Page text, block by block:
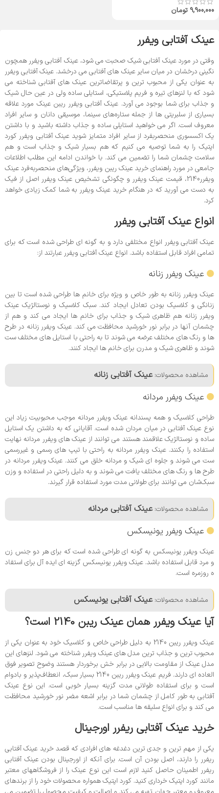
9,900,000 تومان
عینک آفتابی ویفرر
وقتی در مورد عینک آفتابی شیک صحبت می شود، عینک آفتابی ویفرر همچون
نگینی درخشان در میان سایر عینک های آفتابی می درخشد. عینک آفتابی ویفرر
به عنوان یکی از محبوب ترین و پرتقاضاترین عینک های آفتابی شناخته می
شود که با لنزهای تیره و فریم پلاستیکی، استایلی ساده ولی در عین حال شیک
و جذاب برای شما بوجود می آورد. عینک آفتابی ویفرر ریبن عینک مورد علاقه
بسیاری از سلبریتی ها از جمله ستاره‌های سینما، موسیقی دانان و سایر افراد
معروف است. اگر می خواهید استایلی ساده و جذاب داشته باشید و با داشتن
یک اکسسوری منحصربفرد از سایر افراد متمایز شوید عینک آفتابی ویفرر کورد
اپتیک را به شما توصیه می کنیم که هم بسیار شیک و جذاب است و هم
سلامت چشمان شما را تضمین می کند. با خواندن ادامه این مطلب اطلاعات
جامعی در مورد راهنمای خرید عینک ریبن ویفرر، ویژگی‌های منحصربه‌فرد عینک
ویفرر2140، قیمت عینک ویفرر و چگونگی تشخیص عینک ویفرر اصل از فیک
به دست می آورید که در هنگام خرید عینک ویفرر به شما کمک زیادی خواهد
کرد.
انواع عینک آفتابی ویفرر
عینک آفتابی ویفرر انواع مختلفی دارد و به گونه ای طراحی شده است که برای
تمامی افراد قابل استفاده باشد. انواع عینک آفتابی ویفرر عبارتند از:
عینک ویفرر زنانه
عینک ویفرر زنانه به طور خاص و ویژه برای خانم ها طراحی شده است تا بین
زنانگی و کلاسیک بودن تعادل ایجاد کند. سبک کلاسیک و نوستالژیک عینک
ویفرر زنانه هم ظاهری شیک و جذاب برای خانم ها ایجاد می کند و هم از
چشمان آنها در برابر نور خورشید محافظت می کند. عینک ویفرر زنانه در طرح
ها و رنگ های مختلف عرضه می شوند تا به راحتی با استایل های مختلف ست
شوند و ظاهری شیک و مدرن برای خانم ها ایجاد کنند.
مشاهده محصولات:عینک آفتابی زنانه
عینک ویفرر مردانه
طراحی کلاسیک و همه پسندانه عینک ویفرر مردانه موجب محبوبیت زیاد این
نوع عینک آفتابی در میان مردان شده است. آقایانی که به داشتن یک استایل
ساده و نوستالژیک علاقمند هستند می توانند از عینک های ویفرر مردانه نهایت
استفاده را بکنند. عینک ویفرر مردانه به راحتی با تیپ های رسمی و غیررسمی
ست می شوند و جلوه ای شیک و مردانه خلق می کنند. عینک ویفرر مردانه در
طرح ها و رنگ های مختلف یافت می شوند و به دلیل راحتی در استفاده و وزن
سبک‌شان می توانند برای طولانی مدت مورد استفاده قرار گیرند.
مشاهده محصولات:عینک آفتابی مردانه
عینک ویفرر یونیسکس
عینک ویفرر یونیسکس به گونه ای طراحی شده است که برای هر دو جنس زن
و مرد قابل استفاده باشد. عینک ویفرر یونیسکس گزینه ای ایده آل برای استفاد
ه روزمره است.
مشاهده محصولات:عینک آفتابی یونیسکس
آیا عینک ویفرر همان عینک ریبن 2140 است؟
عینک ویفرر ریبن 2140 به دلیل طراحی خاص و کلاسیک خود به عنوان یکی از
محبوب ترین و جذاب ترین مدل های عینک ویفرر شناخته می شود. لنزهای این
مدل عینک از مقاومت بالایی در برابر خش برخوردار هستند وضوح تصویر فوق
العاده ای دارند. فریم عینک ویفرر ریبن 2140 بسیار سبک، انعطاف‌پذیر و بادوام
است و برای استفاده طولانی مدت گزینه بسیار خوبی است. این نوع عینک
آفتابی به طور کامل از چشمان شما در برابر اشعه مضر نور خورشید محافظت
می کند و برای انواع سلیقه ها مناسب است.
خرید عینک آفتابی ریفرر اورجینال
یکی از مهم ترین و جدی ترین دغدغه های افرادی که قصد خرید عینک آفتابی
ریفرر را دارند، اصل بودن آن است. برای آنکه از اورجینال بودن عینک آفتابی
ریفرر اطمینان حاصل کنید لازم است این نوع عینک را از فروشگاههای معتبر
مانند کورد اپتیک خرداری کنید. کورد اپتیک همواره محصولات خود را از برندهای